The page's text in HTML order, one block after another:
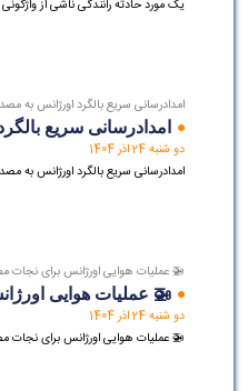
یک مورد حادثه رانندگی ناشی از
امدادرسانی سریع بالگرد اورژانس به
امدادرسانی سریع
دو شنبه 24 اذر 1404
امدادرسانی سریع بالگرد اورژانس به
🚁 عملیات هوایی اورژانس برای نجات
🚁 عملیات هوایی
دو شنبه 24 اذر 1404
🚁 عملیات هوایی اورژانس برای نجات